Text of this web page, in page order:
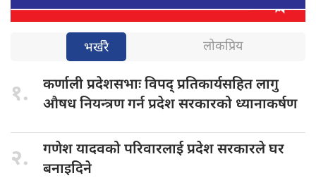
भर्खरै लोकप्रिय
१. कर्णाली प्रदेशसभाःविपद् प्रतिकार्यसहित लागु
औषध नियन्त्रण गर्न प्रदेश सरकारको ध्यानाकर्षण
२. गणेश यादवकोपरिवारलाई प्रदेश सरकारले घर
बनाइदिने